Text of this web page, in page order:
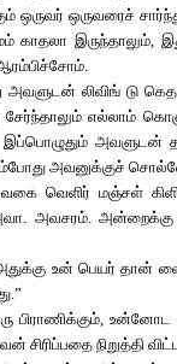
ஒருவர் ஒருவரைச்
காதலா
அவளுடன் லிவிங் டு
சேர்ந்தாலும் எல்லாம்
அவளுடன்
அவனுக்குச்
வகை வெளிர்
அவசரம். அன்றைக்கு
உன் பெயர் தான்
பிராணிக்கும்,
சிரிப்பதை நிறுத்தி